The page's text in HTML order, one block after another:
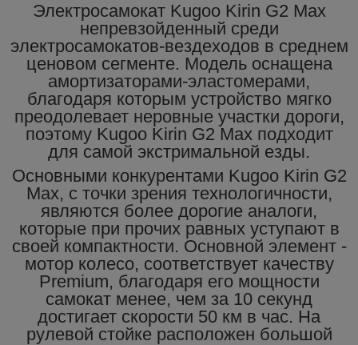
Электросамокат Kugoo Kirin G2 Max
непревзойденный среди
электросамокатов-вездеходов в среднем
ценовом сегменте. Модель оснащена
амортизаторами-эластомерами,
благодаря которым устройство мягко
преодолевает неровные участки дороги,
поэтому Kugoo Kirin G2 Max подходит
для самой экстримальной езды.
Основными конкурентами Kugoo Kirin G2
Max, с точки зрения технологичности,
являются более дорогие аналоги,
которые при прочих равных уступают в
своей компактности. Основной элемент -
мотор колесо, соответствует качеству
Premium, благодаря его мощности
самокат менее, чем за 10 секунд
достигает скорости 50 км в час. На
рулевой стойке расположен большой